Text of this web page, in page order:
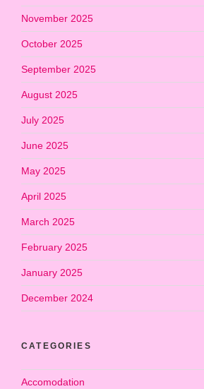
November 2025
October 2025
September 2025
August 2025
July 2025
June 2025
May 2025
April 2025
March 2025
February 2025
January 2025
December 2024
CATEGORIES
Accomodation